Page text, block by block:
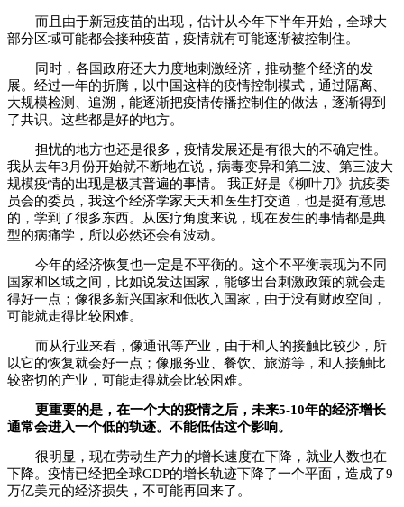
而且由于新冠疫苗的出现，估计从今年下半年开始，全球大
部分区域可能都会接种疫苗，疫情就有可能逐渐被控制住。
同时，各国政府还大力度地刺激经济，推动整个经济的发
展。经过一年的折腾，以中国这样的疫情控制模式，通过隔离、
大规模检测、追溯，能逐渐把疫情传播控制住的做法，逐渐得到
了共识。这些都是好的地方。
担忧的地方也还是很多，疫情发展还是有很大的不确定性。
我从去年3月份开始就不断地在说，病毒变异和第二波、第三波大
规模疫情的出现是极其普遍的事情。 我正好是《柳叶刀》抗疫委
员会的委员，我这个经济学家天天和医生打交道，也是挺有意思
的，学到了很多东西。从医疗角度来说，现在发生的事情都是典
型的病痛学，所以必然还会有波动。
今年的经济恢复也一定是不平衡的。这个不平衡表现为不同
国家和区域之间，比如说发达国家，能够出台刺激政策的就会走
得好一点；像很多新兴国家和低收入国家，由于没有财政空间，
可能就走得比较困难。
而从行业来看，像通讯等产业，由于和人的接触比较少，所
以它的恢复就会好一点；像服务业、餐饮、旅游等，和人接触比
较密切的产业，可能走得就会比较困难。
更重要的是，在一个大的疫情之后，未来5-10年的经济增长
通常会进入一个低的轨迹。不能低估这个影响。
很明显，现在劳动生产力的增长速度在下降，就业人数也在
下降。疫情已经把全球GDP的增长轨迹下降了一个平面，造成了9
万亿美元的经济损失，不可能再回来了。